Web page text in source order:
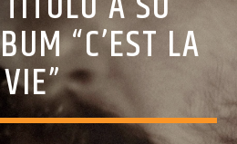
“C’EST LA
VIE”